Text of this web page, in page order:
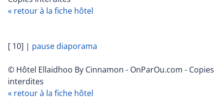
« retour à la fiche hôtel
[ 10] | pause diaporama
© Hôtel Ellaidhoo By Cinnamon - OnParOu.com - Copies
interdites
« retour à la fiche hôtel